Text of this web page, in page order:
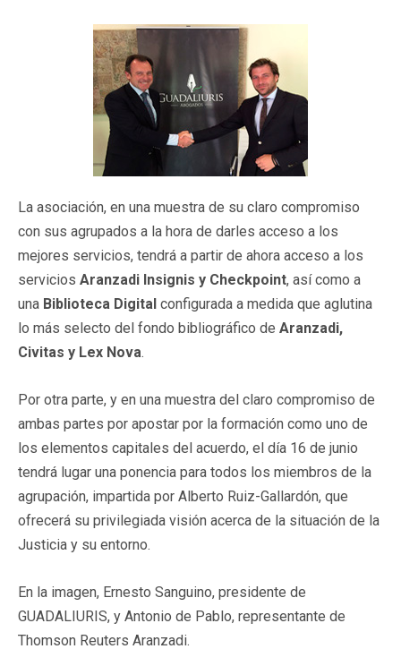
La asociación, en una muestra de su claro compromiso
con sus agrupados a la hora de darles acceso a los
mejores servicios, tendrá a partir de ahora acceso a los
servicios Aranzadi Insignis y Checkpoint, así como a
una Biblioteca Digital configurada a medida que aglutina
lo más selecto del fondo bibliográfico de Aranzadi,
Civitas y Lex Nova.
Por otra parte, y en una muestra del claro compromiso de
ambas partes por apostar por la formación como uno de
los elementos capitales del acuerdo, el día 16 de junio
tendrá lugar una ponencia para todos los miembros de la
agrupación, impartida por Alberto Ruiz-Gallardón, que
ofrecerá su privilegiada visión acerca de la situación de la
Justicia y su entorno.
En la imagen, Ernesto Sanguino, presidente de
GUADALIURIS, y Antonio de Pablo, representante de
Thomson Reuters Aranzadi.